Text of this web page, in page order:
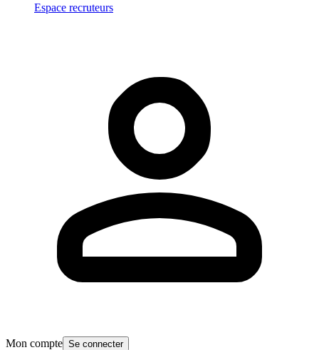
Espace recruteurs
Mon compte Se connecter